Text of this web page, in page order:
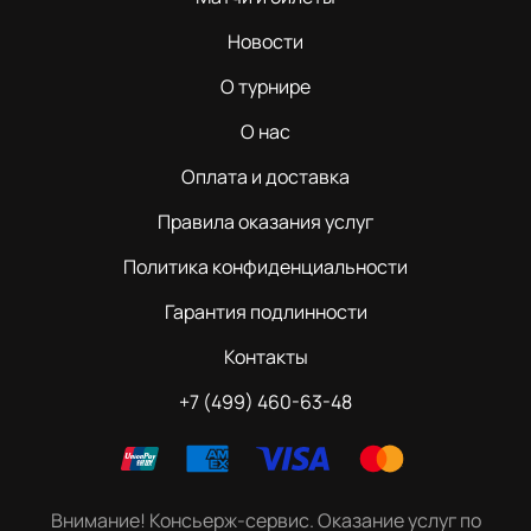
Новости
О турнире
О нас
Оплата и доставка
Правила оказания услуг
Политика конфиденциальности
Гарантия подлинности
Контакты
+7 (499) 460-63-48
Внимание! Консьерж-сервис. Оказание услуг по